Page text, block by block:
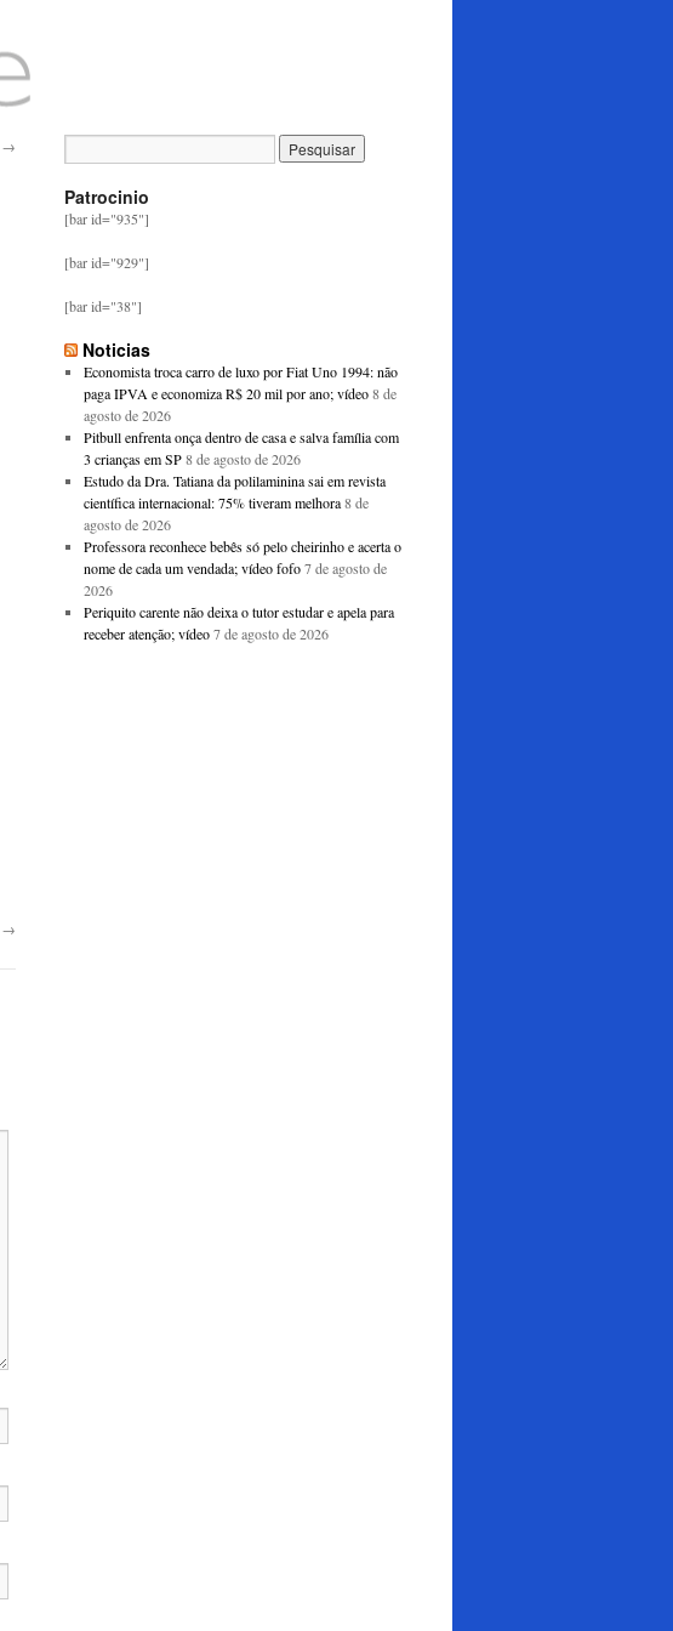
→
→
Patrocinio
[bar id="935"]
[bar id="929"]
[bar id="38"]
Noticias
Economista troca carro de luxo por Fiat Uno 1994: não
paga IPVA e economiza R$ 20 mil por ano; vídeo 8 de
agosto de 2026
Pitbull enfrenta onça dentro de casa e salva família com
3 crianças em SP 8 de agosto de 2026
Estudo da Dra. Tatiana da polilaminina sai em revista
científica internacional: 75% tiveram melhora 8 de
agosto de 2026
Professora reconhece bebês só pelo cheirinho e acerta o
nome de cada um vendada; vídeo fofo 7 de agosto de
2026
Periquito carente não deixa o tutor estudar e apela para
receber atenção; vídeo 7 de agosto de 2026